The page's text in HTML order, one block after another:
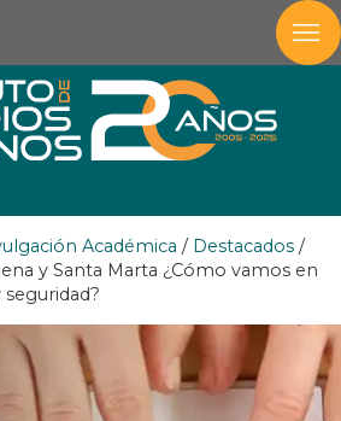
Académica / Destacados /
y Santa Marta ¿Cómo vamos en